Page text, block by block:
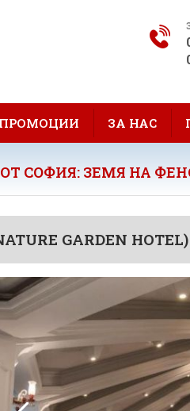
ПРОМОЦИИ ЗА НАС
СОФИЯ: ЗЕМЯ НА
GARDEN HOTEL)